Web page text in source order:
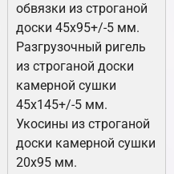
обвязки из строганой
доски 45х95+/-5 мм.
Разгрузочный ригель
из строганой доски
камерной сушки
45х145+/-5 мм.
Укосины из строганой
доски камерной сушки
20х95 мм.